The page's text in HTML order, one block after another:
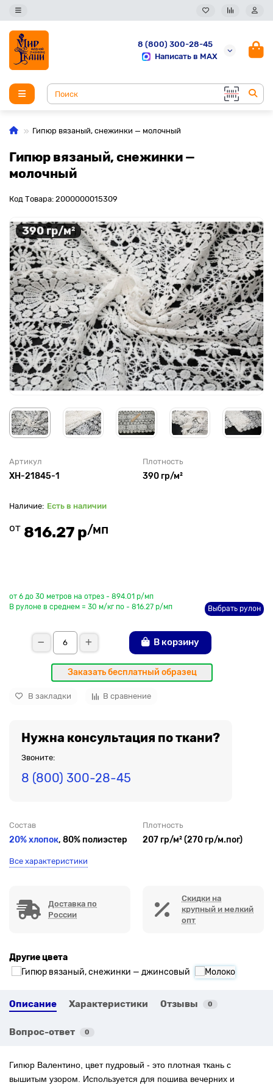
8 (800) 300-28-45
Написать в MAX
Гипюр вязаный, снежинки — молочный
Гипюр вязаный, снежинки —
молочный
Код Товара: 2000000015309
390 гр/м²
Артикул
XH-21845-1
Плотность
390 гр/м²
Есть в наличии
от 816.27 р/мп
от 6 до 30 метров на отрез - 894.01 р/мп
В рулоне в среднем = 30 м/кг по - 816.27 р/мп
Выбрать рулон
В корзину
Заказать бесплатный образец
В закладки В сравнение
Нужна консультация по ткани?
Звоните:
8 (800) 300-28-45
Состав
20% хлопок, 80% полиэстер
Плотность
207 гр/м² (270 гр/м.пог)
Все характеристики
Доставка по
России
Скидки на
крупный и мелкий
опт
Другие цвета
Описание Характеристики Отзывы 0
Вопрос-ответ 0
Гипюр Валентино, цвет пудровый - это плотная ткань с
вышитым узором. Используется для пошива вечерних и